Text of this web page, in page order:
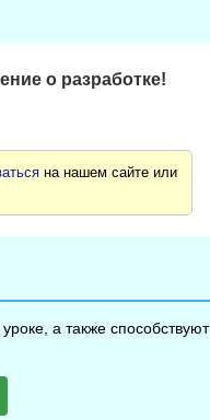
о разработке!
на нашем сайте или
а также способствуют